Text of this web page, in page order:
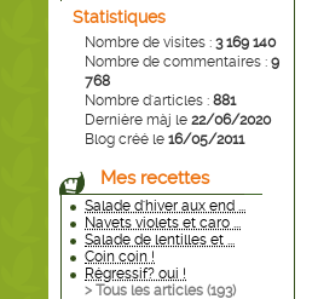
Statistiques
Nombre de visites : 3 169 140
Nombre de commentaires : 9
768
Nombre d'articles : 881
Dernière màj le 22/06/2020
Blog créé le 16/05/2011
Mes recettes
Salade d'hiver aux end ...
Navets violets et caro ...
Salade de lentilles et ...
Coin coin !
Régressif? oui !
> Tous les articles (193)